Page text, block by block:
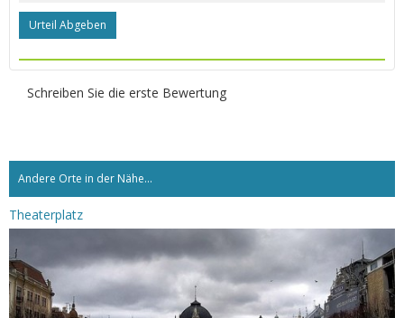
Urteil Abgeben
Schreiben Sie die erste Bewertung
Andere Orte in der Nähe...
Theaterplatz